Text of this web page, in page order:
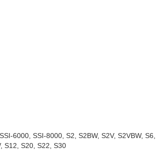
6000, SSI-8000, S2, S2BW, S2V, S2VBW,
S12, S20, S22, S30